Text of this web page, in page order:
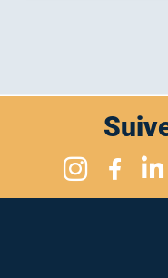
Suivez-nous sur
Suivez-